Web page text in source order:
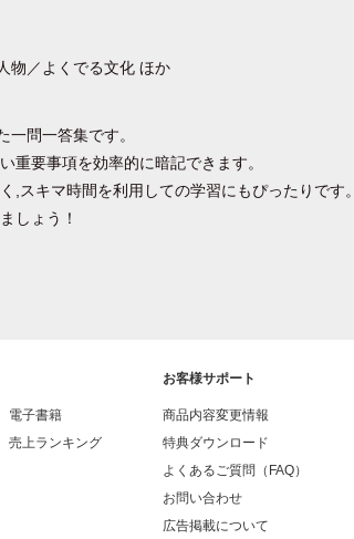
物／よくでる文化 ほか
問一答集です。
重要事項を効率的に暗記できます。
,スキマ時間を利用しての学習にもぴったりです。
しょう！
電子書籍
売上ランキング
お客様サポート
商品内容変更情報
特典ダウンロード
よくあるご質問（FAQ）
お問い合わせ
広告掲載について